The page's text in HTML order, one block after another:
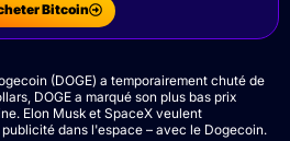
Bitcoin
(DOGE) a temporairement chuté de
DOGE a marqué son plus bas prix
Elon Musk et SpaceX veulent
dans l'espace – avec le Dogecoin.